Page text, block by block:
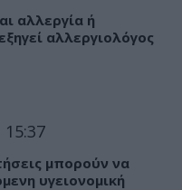
αλλεργία ή
αλλεργιολόγος
15:37
μπορούν να
υγειονομική